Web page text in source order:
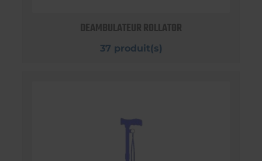
DEAMBULATEUR ROLLATOR
37 produit(s)